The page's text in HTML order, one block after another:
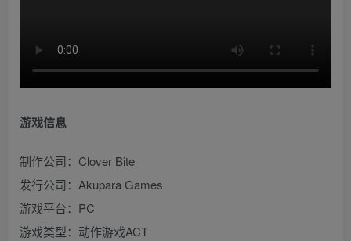
游戏信息
制作公司：Clover Bite
发行公司：Akupara Games
游戏平台：PC
游戏类型：动作游戏ACT